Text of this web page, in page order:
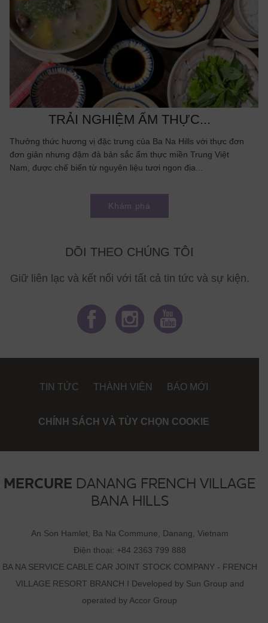
TRẢI NGHIỆM ẨM THỰC...
Thưởng thức hương vị đặc trưng của Ba Na Hills với thực đơn
đơn giản nhưng đậm đà bản sắc ẩm thực miền Trung Việt
Nam, được chế biến từ nguyên liệu tươi ngon địa...
Khám phá
DÕI THEO CHÚNG TÔI
Giữ liên lạc và kết nối với tất cả tin tức và sự kiện.
TIN TỨC THÀNH VIÊN BÁO MỚI
CHÍNH SÁCH VÀ TÙY CHỌN COOKIE
MERCURE DANANG FRENCH VILLAGE
BANA HILLS
An Son Hamlet, Ba Na Commune, Danang, Vietnam
Điện thoại: +84 2363 799 888
BA NA SERVICE CABLE CAR JOINT STOCK COMPANY - FRENCH
VILLAGE RESORT BRANCH I Developed by Sun Group and
operated by Accor Group